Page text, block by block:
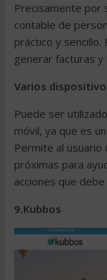
Precisamente por
contable de
práctico y
generar facturas
Varios
Puede ser
móvil, ya que es
Permite al usuario
próximas para
acciones que
9.Kubbos